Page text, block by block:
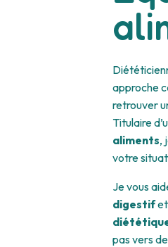
approche
retrouver
Titulaire
aliments,
votre
Je vous
digestifet
pas vers